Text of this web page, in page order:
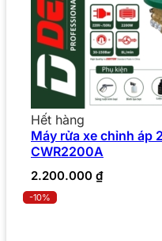
Hết hàng
Máy rửa xe chỉnh áp
CWR2200A
2.200.000 ₫
-10%